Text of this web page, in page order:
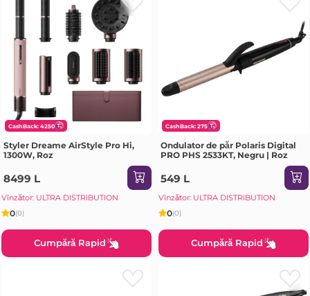
CashBack: 4250
Styler Dreame AirStyle Pro Hi,
1300W, Roz
8499 L
Vînzător: ULTRA DISTRIBUTION
0(0)
Cumpără Rapid
CashBack: 275
Ondulator de păr Polaris Digital
PRO PHS 2533KT, Negru | Roz
549 L
Vînzător: ULTRA DISTRIBUTION
0(0)
Cumpără Rapid